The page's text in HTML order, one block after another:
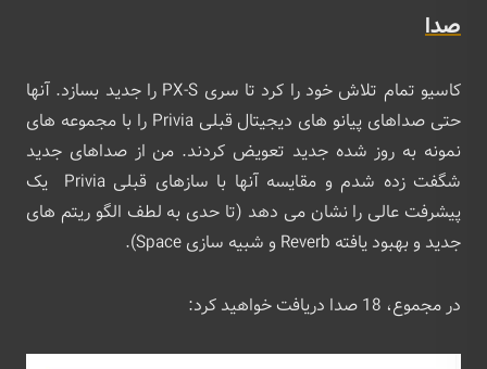
صدا
کاسیو تمام تلاش خود را کرد تا سری PX-S را جدید بسازد. آنها
حتی صداهای پیانو های دیجیتال قبلی Privia را با مجموعه های
نمونه به روز شده جدید تعویض کردند. من از صداهای جدید
شگفت زده شدم و مقایسه آنها با سازهای قبلی Privia یک
پیشرفت عالی را نشان می دهد (تا حدی به لطف الگو ریتم های
جدید و بهبود یافته Reverb و شبیه سازی Space).
در مجموع، 18 صدا دریافت خواهید کرد: